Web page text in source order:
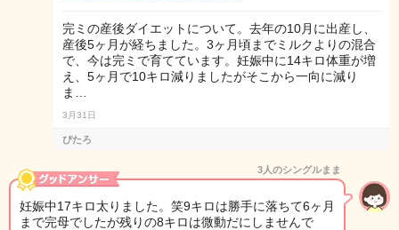
完ミの産後ダイエットについて。去年の10月に出産し、
産後5ヶ月が経ちました。3ヶ月頃までミルクよりの混合
で、今は完ミで育てています。妊娠中に14キロ体重が増
え、5ヶ月で10キロ減りましたがそこから一向に減り
ま…
3月31日
ぴたろ
3人のシングルまま
妊娠中17キロ太りました。笑9キロは勝手に落ちて6ヶ月
まで完母でしたが残りの8キロは微動だにしませんで